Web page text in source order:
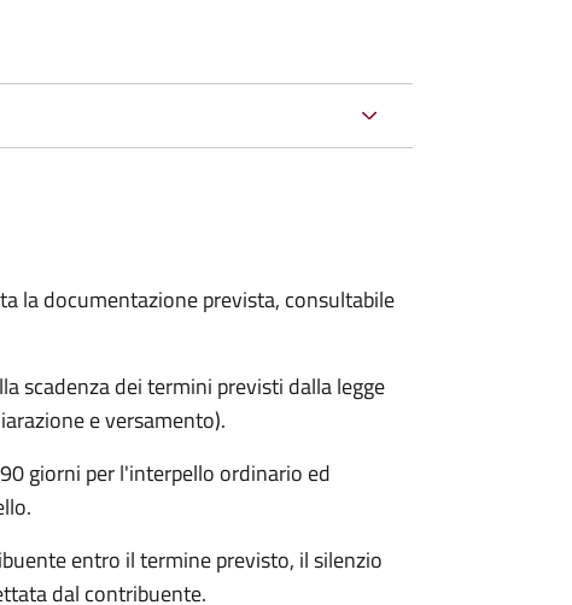
la documentazione prevista, consultabile
scadenza dei termini previsti dalla legge
e versamento).
giorni per l'interpello ordinario ed
entro il termine previsto, il silenzio
dal contribuente.